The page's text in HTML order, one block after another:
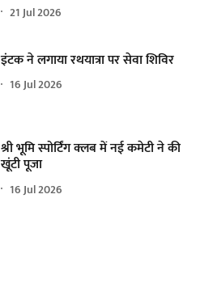
21 Jul 2026
इंटक ने लगाया रथयात्रा पर सेवा शिविर
16 Jul 2026
श्री भूमि स्पोर्टिंग क्लब में नई कमेटी ने की
खूंटी पूजा
16 Jul 2026